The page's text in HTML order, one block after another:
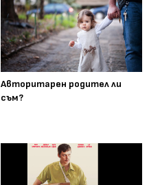
Авторитарен родител ли
съм?